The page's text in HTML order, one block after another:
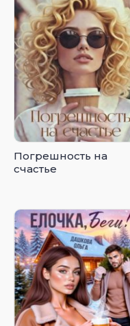
Погрешность на
счастье